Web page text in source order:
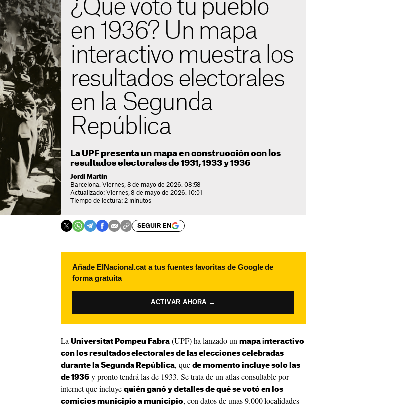
¿Qué votó tu pueblo
en 1936? Un mapa
interactivo muestra los
resultados electorales
en la Segunda
República
La UPF presenta un mapa en construcción con los
resultados electorales de 1931, 1933 y 1936
Jordi Martín
Barcelona. Viernes, 8 de mayo de 2026. 08:58
Actualizado: Viernes, 8 de mayo de 2026. 10:01
Tiempo de lectura: 2 minutos
SEGUIR EN
Añade ElNacional.cat a tus fuentes favoritas de Google de
forma gratuita
ACTIVAR AHORA →
La Universitat Pompeu Fabra (UPF) ha lanzado un mapa interactivo
con los resultados electorales de las elecciones celebradas
durante la Segunda República, que de momento incluye solo las
de 1936 y pronto tendrá las de 1933. Se trata de un atlas consultable por
internet que incluye quién ganó y detalles de qué se votó en los
comicios municipio a municipio, con datos de unas 9.000 localidades